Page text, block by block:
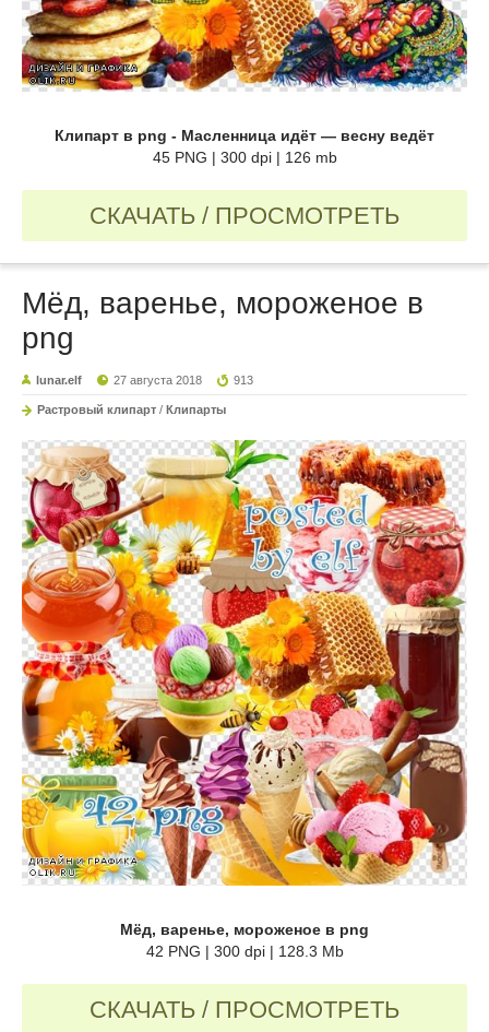
Клипарт в png - Масленница идёт — весну ведёт
45 PNG | 300 dpi | 126 mb
СКАЧАТЬ / ПРОСМОТРЕТЬ
Мёд, варенье, мороженое в
png
lunar.elf 27 августа 2018 913
Растровый клипарт / Клипарты
Мёд, варенье, мороженое в png
42 PNG | 300 dpi | 128.3 Mb
СКАЧАТЬ / ПРОСМОТРЕТЬ